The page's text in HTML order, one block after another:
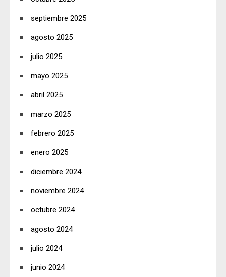
septiembre 2025
agosto 2025
julio 2025
mayo 2025
abril 2025
marzo 2025
febrero 2025
enero 2025
diciembre 2024
noviembre 2024
octubre 2024
agosto 2024
julio 2024
junio 2024